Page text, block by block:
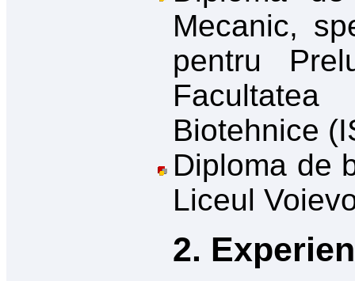
Mecanic,
pentru
Biotehnice
Diploma de
Liceul
2.